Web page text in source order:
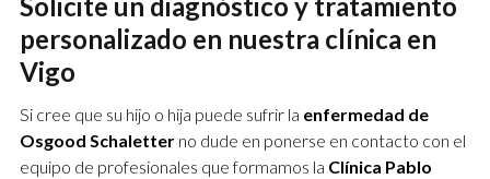
personalizado en nuestra clínica en
Vigo
Si cree que su hijo o hija puede sufrir la enfermedad de
Osgood Schaletterno dude en ponerse en contacto con el
equipo de profesionales que formamos la Clínica Pablo